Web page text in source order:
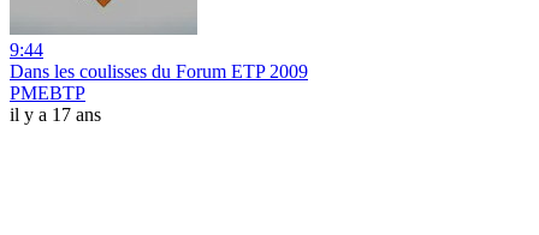
9:44
Dans les coulisses du Forum ETP 2009
PMEBTP
il y a 17 ans